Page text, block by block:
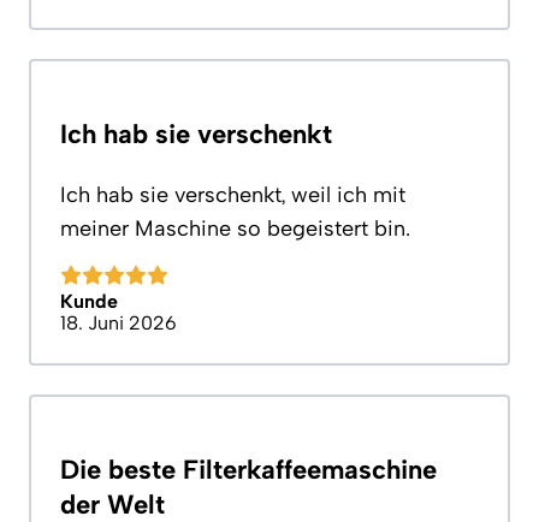
Ich hab sie verschenkt
Ich hab sie verschenkt, weil ich mit
meiner Maschine so begeistert bin.
Kunde
18. Juni 2026
Die beste Filterkaffeemaschine
der Welt